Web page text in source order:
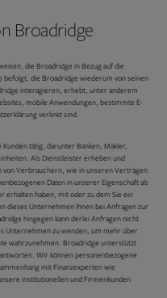
Broadridge
die Broadridge in Bezug auf die
die Broadridge wiederum von seinen
interagieren, erhebt, unter anderem
mobile Anwendungen, bestimmte E-
verlinkt sind.
tätig, darunter Banken, Makler,
Als Dienstleister erheben und
Verbrauchern, wie in unseren Verträgen
Daten in unserer Eigenschaft als
erhalten haben, mit oder zu dem Sie ein
dieses Unternehmen Ihnen bei Anfragen zur
hingegen kann derlei Anfragen nicht
Unternehmen zu wenden, um mehr über
wahrzunehmen. Broadridge unterstützt
Wir können personenbezogene
mit Finanzexperten wie
institutionellen und Firmenkunden